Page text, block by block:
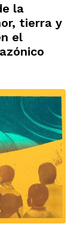
la
tierra y
el